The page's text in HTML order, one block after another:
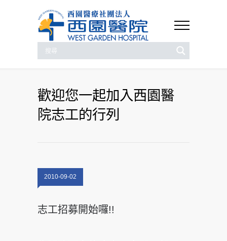
歡迎您一起加入西園醫
院志工的行列
2010-09-02
志工招募開始囉!!